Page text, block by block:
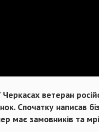
ветеран
Спочатку написав
має замовників та